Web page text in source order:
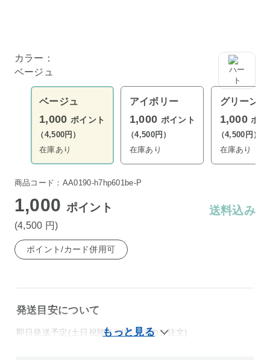
カラー：
ベージュ
ベージュ
1,000 ポイント
（4,500円）
在庫あり
アイボリー
1,000 ポイント
（4,500円）
在庫あり
グリーン
1,000 ポ
（4,500円）
在庫あり
商品コード：AA0190-h7hp601be-P
1,000 ポイント
(4,500 円)
送料込み
ポイント/カード併用可
発送目安について
即日発送予定(土日祝除く14時までのご注文)